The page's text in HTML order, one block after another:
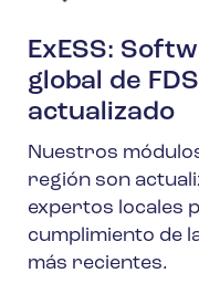
ExESS:
global de
actualizado
Nuestros
región son
expertos locales
cumplimiento de
más recientes.